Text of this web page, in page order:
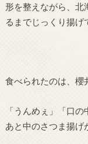
形を整えながら、北
るまでじっくり揚げ
食べられたのは、櫻
「うんめぇ」「口
あと中のさつま揚げ